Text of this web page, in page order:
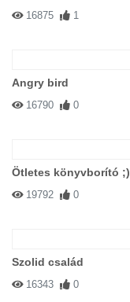
16875 1
Angry bird
16790 0
Ötletes könyvborító ;)
19792 0
Szolid család
16343 0